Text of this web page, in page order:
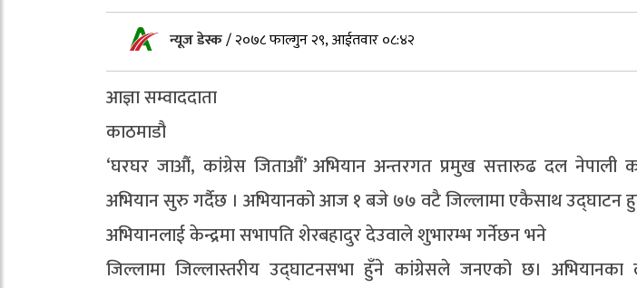
न्यूज डेस्क/२०७८ फाल्गुन २९, आईतवार ०८:४२
आज्ञा सम्वाददाता
काठमाडौ
‘घरघर जाऔं, कांग्रेस जिताऔं’ अभियान अन्तरगत प्रमुख सत्तारुढ दल नेपाली
अभियान सुरु गर्दैछ । अभियानको आज १ बजे ७७ वटै जिल्लामा एकैसाथ उद्घाटन
अभियानलाई केन्द्रमा सभापति शेरबहादुर देउवाले शुभारम्भ गर्नेछन भने
जिल्लामा जिल्लास्तरीय उद्घाटनसभा हुँने कांग्रेसले जनएको छ। अभियानका